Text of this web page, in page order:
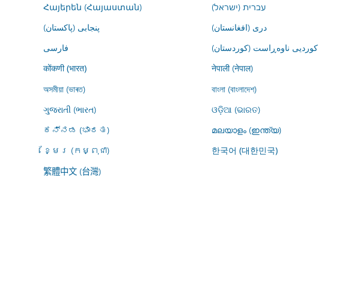
Հայերեն (Հայաստան)
עברית (ישראל)
پنجابی (پاکستان)
درى (افغانستان)
فارسى
کوردیی ناوەڕاست (کوردستان)
कोंकणी (भारत) नेपाली (नेपाल)
অসমীয়া (ভাৰত) বাংলা (বাংলাদেশ)
ગુજરાતી (ભારત)
ଓଡ଼ିଆ (ଭାରତ)
ಕನ್ನಡ (ಭಾರತ)
മലയാളം (ഇന്ത്യ)
ខ្មែរ (កម្ពុជា)
한국어 (대한민국)
繁體中文 (台灣)